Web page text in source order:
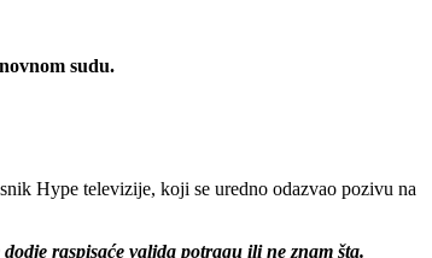
sudu.
Hype televizije, koji se uredno odazvao pozivu na
raspisaće valjda potragu ili ne znam šta.